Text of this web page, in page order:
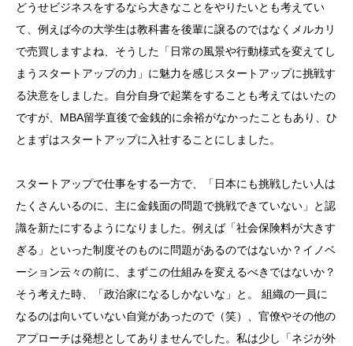
どうせビジネスをするなら大きなことをやりたいとも考えてい
て、例えば今の大学生は教科書を後輩に譲るのではなくメルカリ
で売買しますよね、そうした「日常の風景や行動様式を変えてし
まうスタートアップの力」に魅力を感じスタートアップに挑戦す
る決意をしました。自分自身で起業をすることも考えてはいたの
ですが、MBA留学直後で金銭的に余裕がなかったこともあり、ひ
とまずはスタートアップに入社することにしました。
スタートアップで仕事をする一方で、「日本にも挑戦したい人は
たくさんいるのに、主に金銭面の問題で挑戦できていない」と認
識を新たにするようになりました。例えば「社会保険料が大きす
ぎる」といった制度そのものに問題があるのではないか？イノベ
ーション云々の前に、まずこの仕組みを変えるべきではないか？
そう考えた時、「政治家になるしかないな」と。 組織の一員に
なるのは向いていない自覚があったので（笑）、官僚やその他の
アプローチは発想としてありませんでした。私は少し「ネジが外